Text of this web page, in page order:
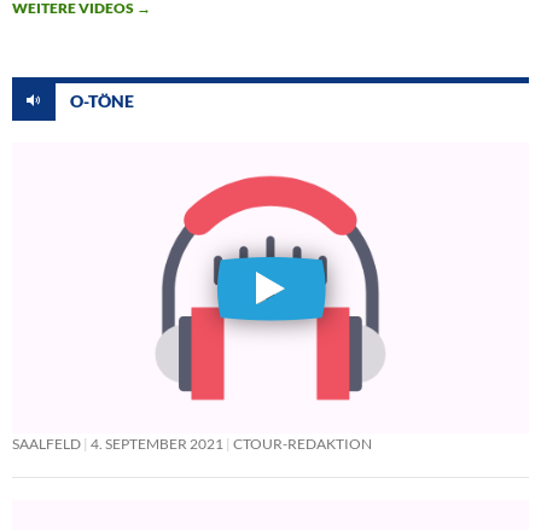
WEITERE VIDEOS →
O-TÖNE
SAALFELD 4. SEPTEMBER 2021 CTOUR-REDAKTION